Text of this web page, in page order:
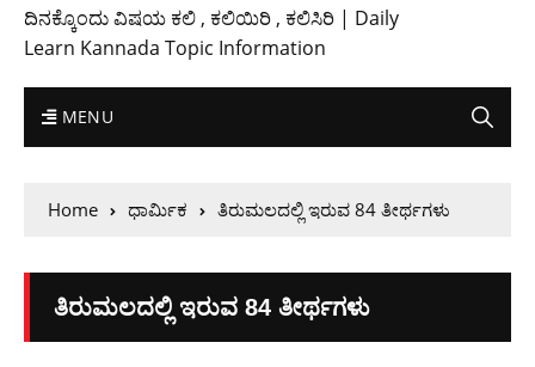
ದಿನಕ್ಕೊಂದು ವಿಷಯ ಕಲಿ , ಕಲಿಯಿರಿ , ಕಲಿಸಿರಿ | Daily
Learn Kannada Topic Information
MENU
Home ಧಾರ್ಮಿಕ ತಿರುಮಲದಲ್ಲಿ ಇರುವ 84 ತೀರ್ಥಗಳು
ತಿರುಮಲದಲ್ಲಿ ಇರುವ 84 ತೀರ್ಥಗಳು